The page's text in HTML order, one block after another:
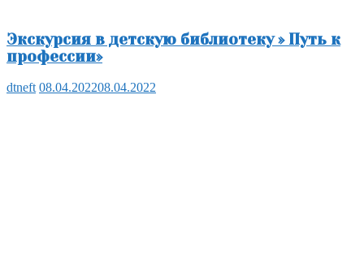
Экскурсия в детскую библиотеку » Путь к
профессии»
dtneft 08.04.202208.04.2022